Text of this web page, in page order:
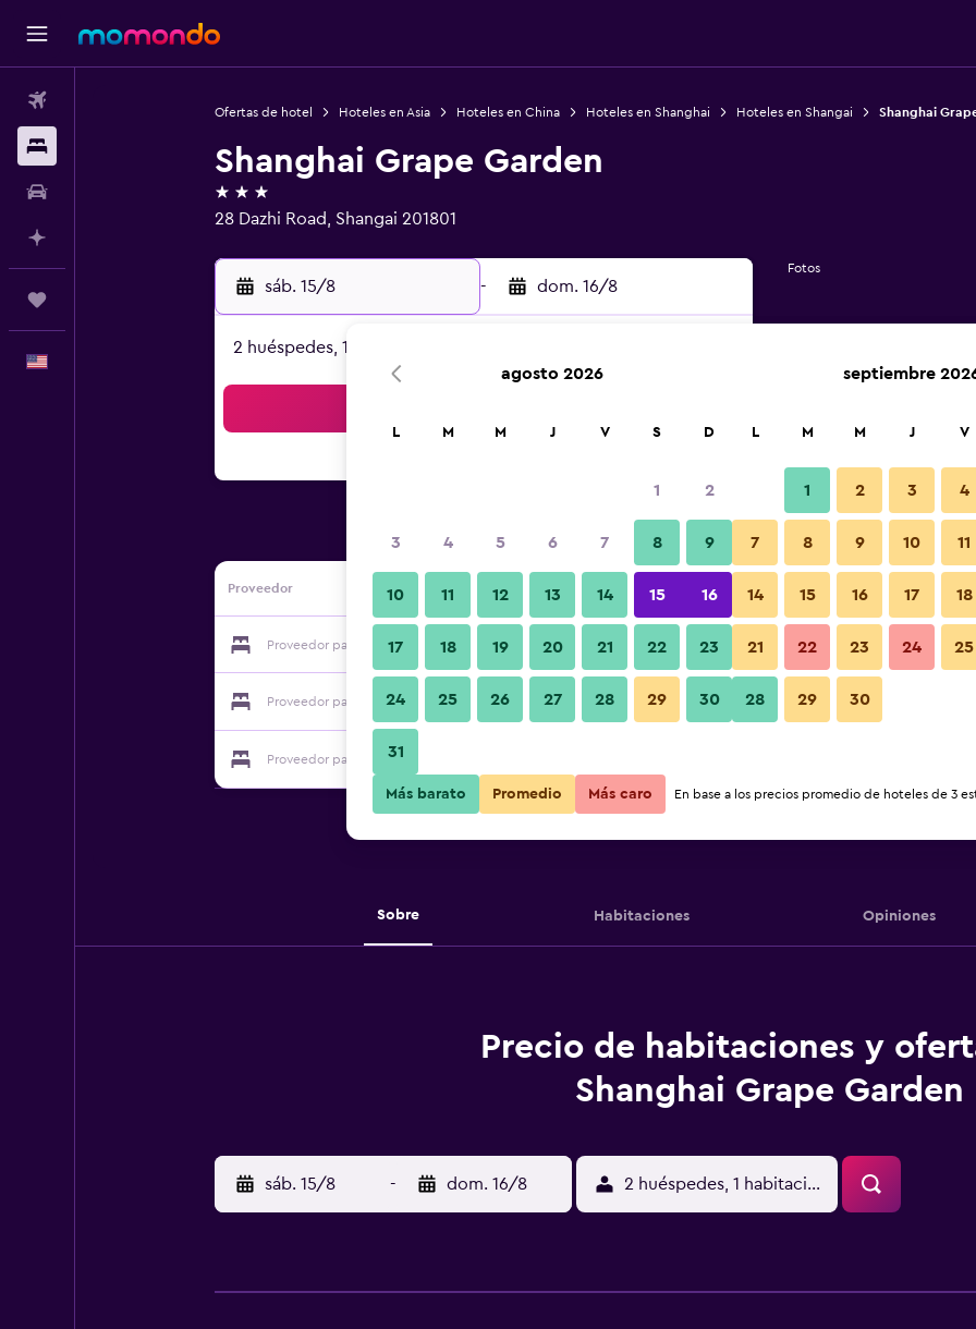
Ofertas de hotel Hoteles en Asia Hoteles en China Hoteles en Shanghai Hoteles en Shangai Shanghai
Shanghai Grape Garden
3 estrellas
28 Dazhi Road, Shangai 201801
sáb. 15/8 - dom. 16/8
2 huéspedes, 1 habitación
Proveedor
Proveedor para Shanghai Grape Garden Ver precios
Proveedor para Shanghai Grape Garden Ver precios
Proveedor para Shanghai Grape Garden
Fotos
Sobre Habitaciones Opiniones
Precio de habitaciones y
Shanghai Grape Garden
sáb. 15/8 - dom. 16/8 2 huéspedes, 1 habitación
agosto 2026
L M M J V S D
1 2
3 4 5 6 7 8 9
10 11 12 13 14 15 16
17 18 19 20 21 22 23
24 25 26 27 28 29 30
31
septiembre
L M M J V
1 2 3 4
7 8 9 10 11
14 15 16 17 18
21 22 23 24 25
28 29 30
Más barato Promedio Más caro En base a los precios promedio de hoteles de 3